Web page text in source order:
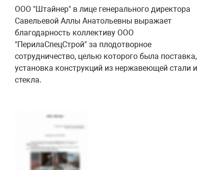
ООО "Штайнер" в лице генерального директора
Савельевой Аллы Анатольевны выражает
благодарность коллективу ООО
"ПерилаСпецСтрой" за плодотворное
сотрудничество, целью которого была поставка,
установка конструкций из нержавеющей стали и
стекла.